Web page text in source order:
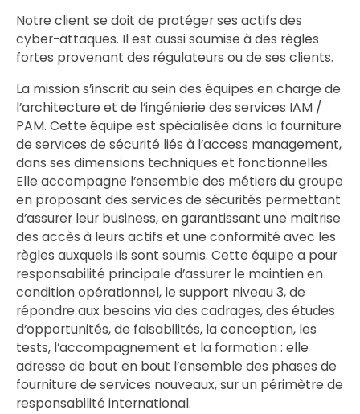
Notre client se doit de protéger ses actifs des
cyber-attaques. Il est aussi soumise à des règles
fortes provenant des régulateurs ou de ses clients.
La mission s’inscrit au sein des équipes en charge de
l’architecture et de l’ingénierie des services IAM /
PAM. Cette équipe est spécialisée dans la fourniture
de services de sécurité liés à l’access management,
dans ses dimensions techniques et fonctionnelles.
Elle accompagne l’ensemble des métiers du groupe
en proposant des services de sécurités permettant
d’assurer leur business, en garantissant une maitrise
des accès à leurs actifs et une conformité avec les
règles auxquels ils sont soumis. Cette équipe a pour
responsabilité principale d’assurer le maintien en
condition opérationnel, le support niveau 3, de
répondre aux besoins via des cadrages, des études
d’opportunités, de faisabilités, la conception, les
tests, l’accompagnement et la formation : elle
adresse de bout en bout l’ensemble des phases de
fourniture de services nouveaux, sur un périmètre de
responsabilité international.